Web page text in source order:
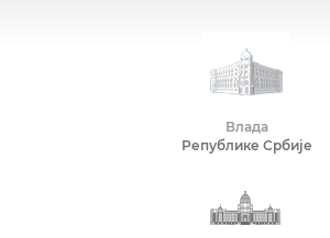
Влада
Републике Србије